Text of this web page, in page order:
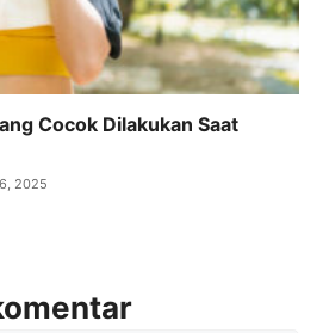
Cocok Dilakukan Saat
2025